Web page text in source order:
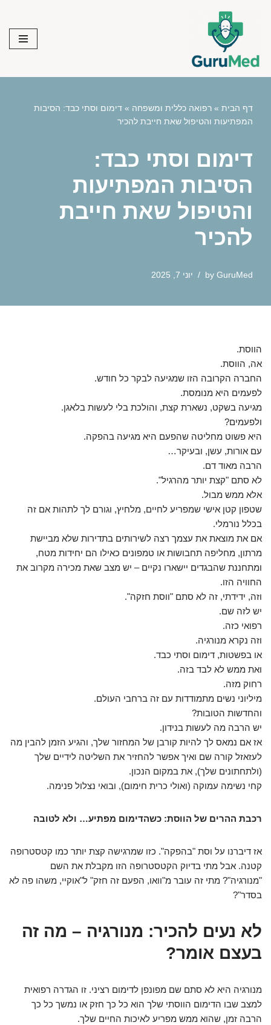
content
דף הבית » רפואה כללית ומשפחה » דימום וסתי כבד: הסיבות
המפתיעות והטיפול שאת חייבת להכיר
דימום וסתי כבד:
הסיבות המפתיעות
והטיפול שאת חייבת
להכיר
by GuruMed יוני 7, 2025
הווסת.
אה, הווסת.
החברה הקרובה הזו שמגיעה לבקר כל חודש.
לפעמים היא מנומסת.
מגיעה בשקט, נשארת קצת, והולכת בלי לעשות בלאגן.
ולפעמים?
היא פשוט מחליטה שהפעם היא מגיעה בהפקה.
עם אורות, עשן, ובעיקר…
הרבה מאוד דם.
לא סתם "קצת יותר מהרגיל".
אלא ממש מבול.
שטפון קטן אישי שמפריע לחיים, מלחיץ, וגורם לך לתהות אם זה
בכלל נורמלי.
אם את מוצאת את עצמך רצה לשירותים בתדירות שלא מביישת
מרתון, מחליפה תחבושות או טמפונים כאילו הם יחידות מטח,
ומתחננת שהבגדים יישארו נקיים – יש מצב שאת מכירה מקרוב את
החוויה הזו.
וזה, ידידתי, זה לא סתם "ווסת חזקה".
יש לזה שם.
רפואי כזה.
וזה נקרא מנורגיה.
או בפשטות, דימום וסתי כבד.
ואת ממש לא לבד בזה.
רחוק מזה.
מיליוני נשים מתמודדות עם זה ברחבי העולם.
והחדשות הטובות?
יש הרבה מה לעשות בנידון.
אז אם נמאס לך להיות קורבן של המחזור שלך, והגיע הזמן להבין מה
לעזאזל קורה שם ואיך אפשר להחזיר את השליטה לידיים שלך
(ולתחתונים שלך), את במקום הנכון.
קחי נשימה עמוקה (ואולי כרית חימום), ובואי נצלול פנימה.
רכבת ההרים של הווסת: כשהדימום מפתיע… ולא לטובה
אז דיברנו על וסת "בהפקה". כזו שמרגישה קצת יותר כמו קטסטרופה
קטנה. אבל מתי בדיוק הקטסטרופה הזו מקבלת את השם
"מנורגיה"? מתי זה עובר מ"וואו, הפעם זה חזק" ל"אוקיי, משהו פה לא
בסדר"?
לא נעים להכיר: מנורגיה – מה זה
בעצם אומר?
מנורגיה היא לא סתם שם מפונפן לדימום רציני. זו הגדרה רפואית
למצב שבו הדימום הווסתי שלך הוא כל כך חזק או נמשך כל כך
הרבה זמן, שהוא ממש מפריע לאיכות החיים שלך.